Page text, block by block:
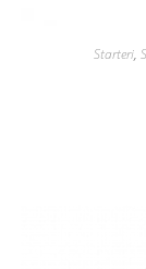
Starteri,